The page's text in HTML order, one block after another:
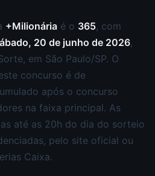
+Milionária é o 365, com
20 de junho de 2026,
em São Paulo/SP. O
concurso é de
após o concurso
na faixa principal. As
até as 20h do dia do sorteio
pelo site oficial ou
Caixa.